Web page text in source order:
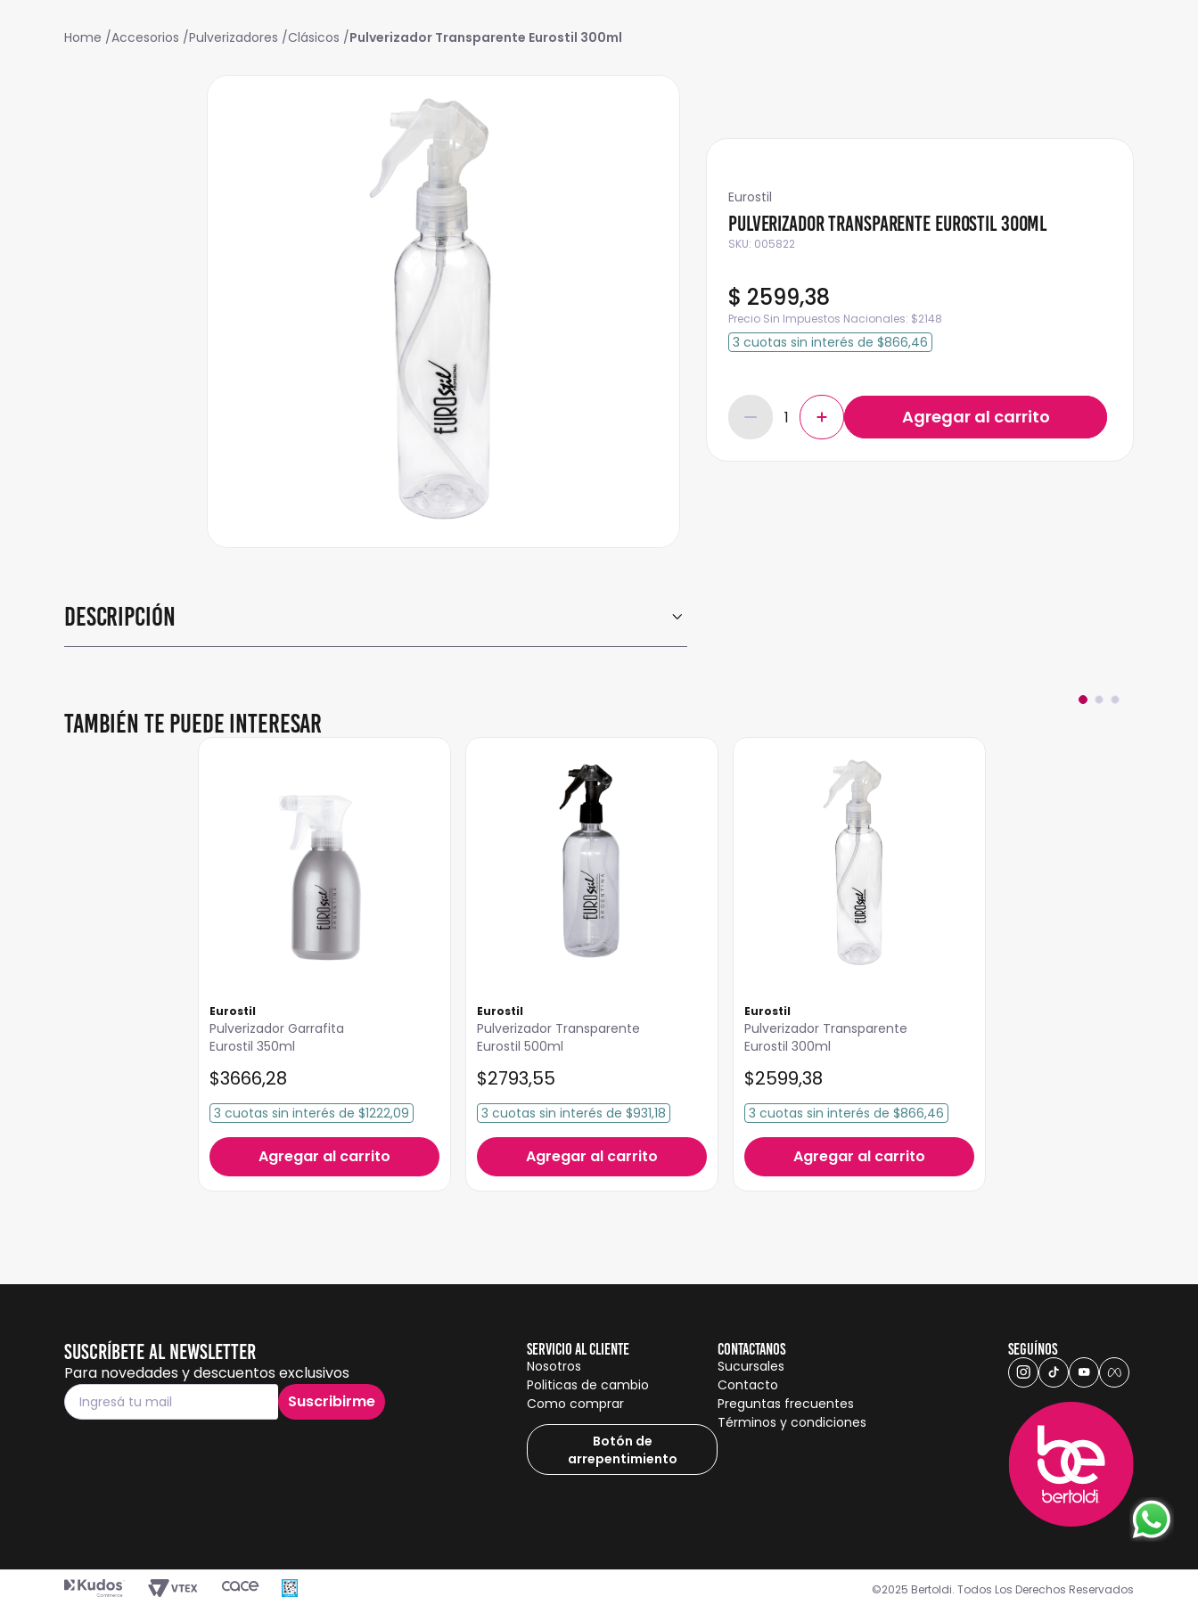
Accesorios Pulverizadores Clásicos Pulverizador Transparente Eurostil 300ml
Descripción
Eurostil
Pulverizador Transparente Eurostil 300ml
SKU: 005822
$ 2599,38
Precio Sin Impuestos Nacionales: $2148
3 cuotas sin interés de $866,46
También te puede interesar
Eurostil
Pulverizador Garrafita
Eurostil 350ml
$3666,28
3 cuotas sin interés de $1222,09
Agregar al carrito
Eurostil
Pulverizador Transparente
Eurostil 500ml
$2793,55
3 cuotas sin interés de $931,18
Agregar al carrito
Eurostil
Pulverizador Transparente
Eurostil 300ml
$2599,38
3 cuotas sin interés de $866,46
Agregar al carrito
Suscríbete al Newsletter
Para novedades y descuentos exclusivos
Suscribirme
Servicio al cliente
Nosotros
Politicas de cambio
Como comprar
Botón de
arrepentimiento
Contactanos
Sucursales
Contacto
Preguntas frecuentes
Términos y condiciones
Seguínos
©2025 Bertoldi. Todos Los Derechos Reservados